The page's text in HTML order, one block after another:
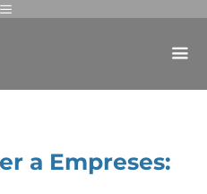
a Empreses: